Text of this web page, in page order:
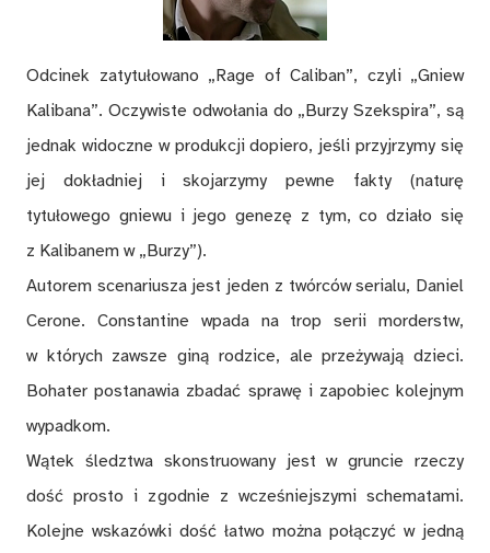
Odcinek zatytułowano „Rage of Caliban”, czyli „Gniew
Kalibana”. Oczywiste odwołania do „Burzy Szekspira”, są
jednak widoczne w produkcji dopiero, jeśli przyjrzymy się
jej dokładniej i skojarzymy pewne fakty (naturę
tytułowego gniewu i jego genezę z tym, co działo się
z Kalibanem w „Burzy”).
Autorem scenariusza jest jeden z twórców serialu, Daniel
Cerone. Constantine wpada na trop serii morderstw,
w których zawsze giną rodzice, ale przeżywają dzieci.
Bohater postanawia zbadać sprawę i zapobiec kolejnym
wypadkom.
Wątek śledztwa skonstruowany jest w gruncie rzeczy
dość prosto i zgodnie z wcześniejszymi schematami.
Kolejne wskazówki dość łatwo można połączyć w jedną